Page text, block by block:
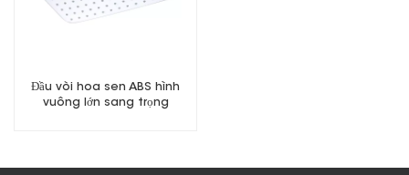
Đầu vòi hoa sen ABS hình
vuông lớn sang trọng